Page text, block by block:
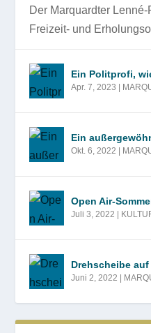
Der Marquardter
Freizeit- und
Ein Politprofi,
Apr. 7, 2023
Ein
Okt. 6, 2022
Open Air-
Juli 3, 2022
Drehscheibe
Juni 2, 2022